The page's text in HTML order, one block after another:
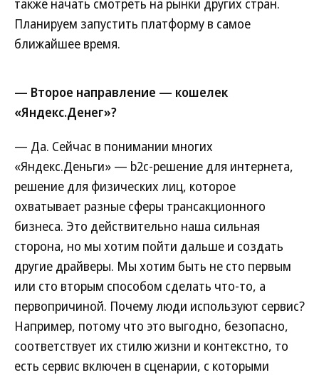
также начать смотреть на рынки других стран.
Планируем запустить платформу в самое
ближайшее время.
— Второе направление — кошелек
«Яндекс.Денег»?
— Да. Сейчас в понимании многих
«Яндекс.Деньги» — b2c-решение для интернета,
решение для физических лиц, которое
охватывает разные сферы трансакционного
бизнеса. Это действительно наша сильная
сторона, но мы хотим пойти дальше и создать
другие драйверы. Мы хотим быть не сто первым
или сто вторым способом сделать что-то, а
первопричиной. Почему люди используют сервис?
Например, потому что это выгодно, безопасно,
соответствует их стилю жизни и контекстно, то
есть сервис включен в сценарии, с которыми